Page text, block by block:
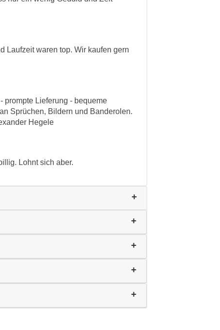
Laufzeit waren top. Wir kaufen gern
prompte Lieferung - bequeme
Sprüchen, Bildern und Banderolen.
Hegele
Lohnt sich aber.